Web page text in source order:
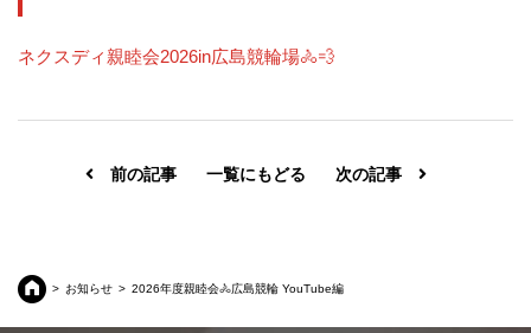
ネクスディ親睦会2026in広島競輪場🚴💨
前の記事 一覧にもどる 次の記事
お知らせ 2026年度親睦会🚴広島競輪 YouTube編